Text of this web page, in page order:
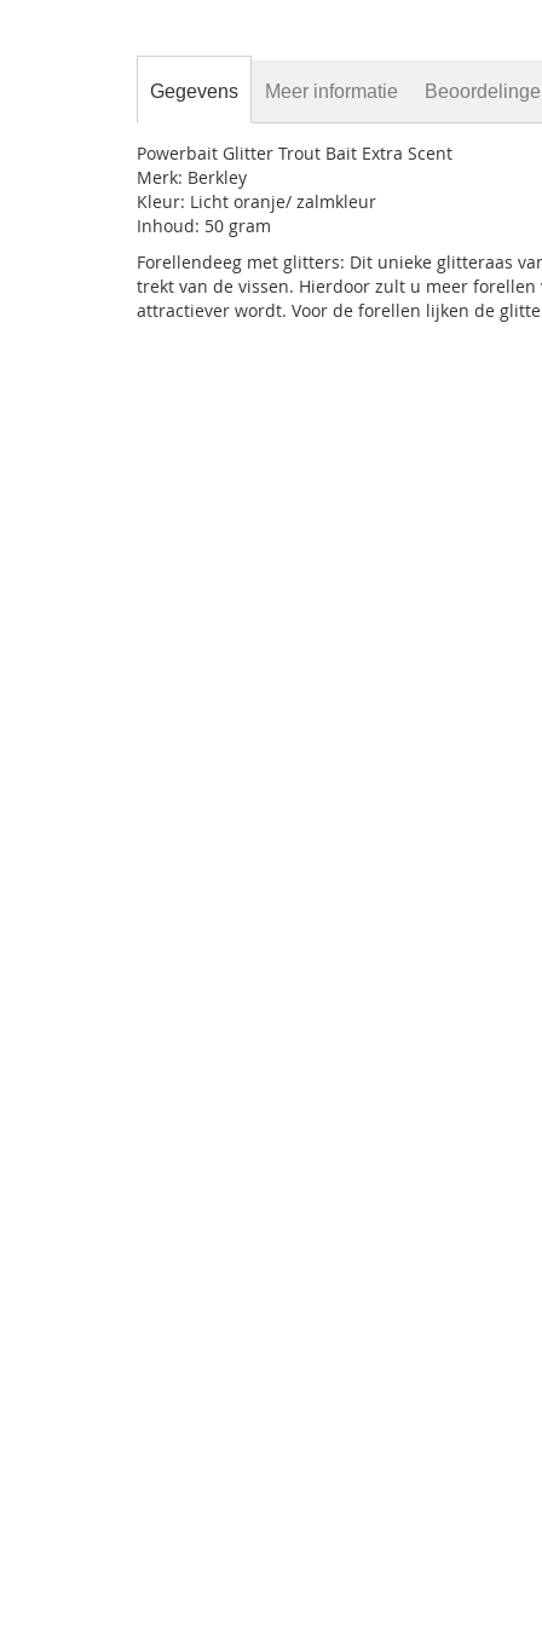
Gegevens
Powerbait Glitter Trout Bait Extra Scent
Merk: Berkley
Kleur: Licht oranje/ zalmkleur
Inhoud: 50 gram
Forellendeeg met glitters: Dit unieke glitteraas
trekt van de vissen. Hierdoor zult u meer
attractiever wordt. Voor de forellen lijken de
Meer informatie